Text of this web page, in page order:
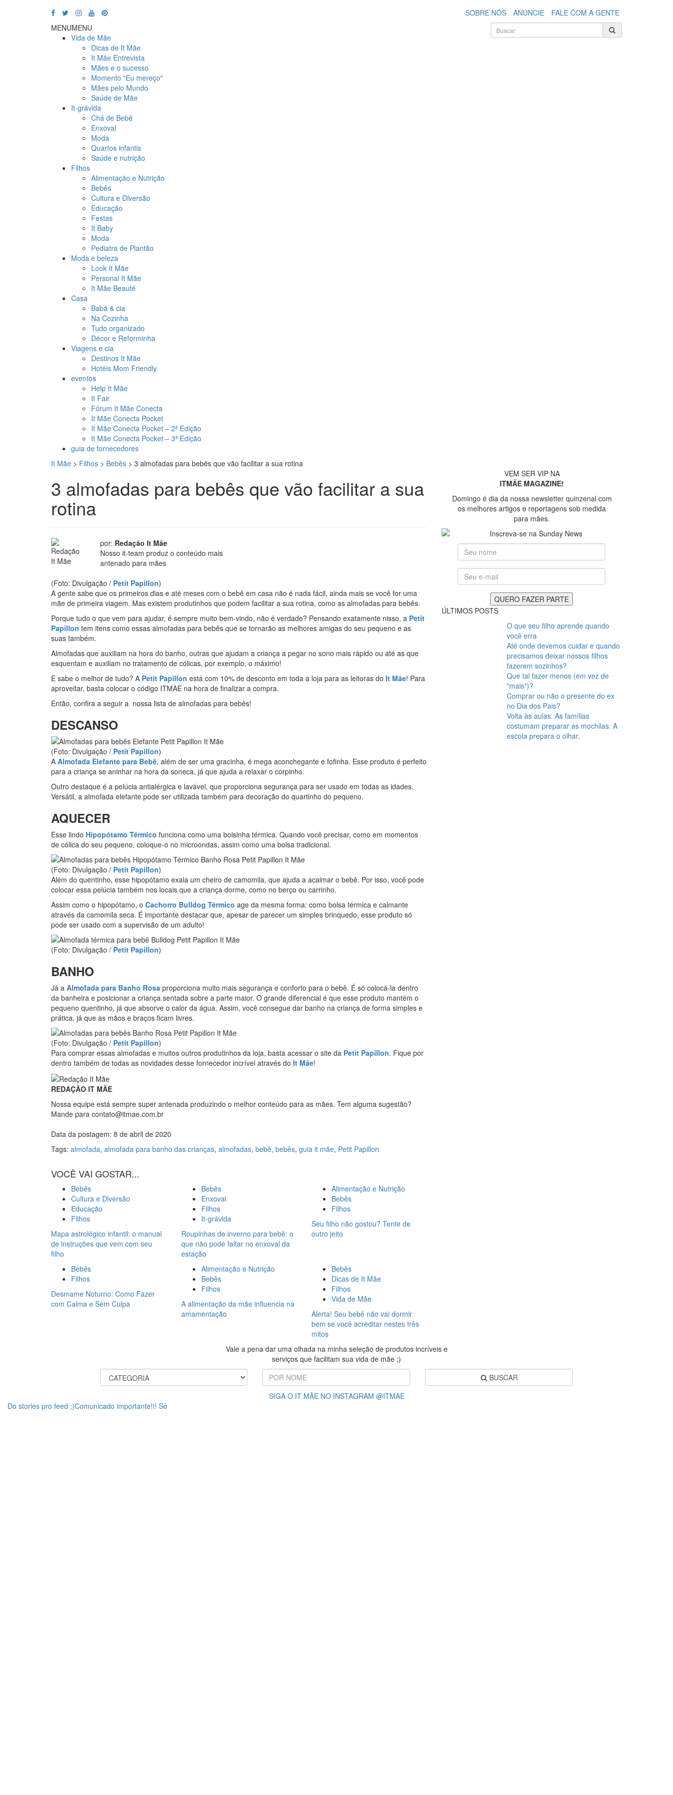
SOBRE NÓS ANUNCIE
FALE COM A GENTE
MENUMENU
Vida de Mãe
Dicas de It Mãe
It Mãe Entrevista
Mães e o sucesso
Momento "Eu mereço"
Mães pelo Mundo
Saúde de Mãe
It-grávida
Chá de Bebê
Enxoval
Moda
Quartos infantis
Saúde e nutrição
Filhos
Alimentação e Nutrição
Bebês
Cultura e Diversão
Educação
Festas
It Baby
Moda
Pediatra de Plantão
Moda e beleza
Look It Mãe
Personal It Mãe
It Mãe Beauté
Casa
Babá & cia
Na Cozinha
Tudo organizado
Décor e Reforminha
Viagens e cia
Destinos It Mãe
Hotéis Mom Friendly
eventos
Help It Mãe
It Fair
Fórum It Mãe Conecta
It Mãe Conecta Pocket
It Mãe Conecta Pocket – 2ª Edição
It Mãe Conecta Pocket – 3ª Edição
guia de fornecedores
It Mãe > Filhos > Bebês > 3 almofadas para bebês que vão facilitar a sua rotina
3 almofadas para bebês que vão facilitar a sua
rotina
por: Redação It Mãe
Nosso it-team produz o conteúdo mais
antenado para mães
(Foto: Divulgação / Petit Papillon)
A gente sabe que os primeiros dias e até meses com o bebê em casa não é nada fácil, ainda mais se você for uma
mãe de primeira viagem. Mas existem produtinhos que podem facilitar a sua rotina, como as almofadas para bebês.
Porque tudo o que vem para ajudar, é sempre muito bem-vindo, não é verdade? Pensando exatamente nisso, a Petit
Papillon tem itens como essas almofadas para bebês que se tornarão as melhores amigas do seu pequeno e as
suas também.
Almofadas que auxiliam na hora do banho, outras que ajudam a criança a pegar no sono mais rápido ou até as que
esquentam e auxiliam no tratamento de cólicas, por exemplo, o máximo!
E sabe o melhor de tudo? A Petit Papillon está com 10% de desconto em toda a loja para as leitoras do It Mãe! Para
aproveitar, basta colocar o código ITMAE na hora de finalizar a compra.
Então, confira a seguir a nossa lista de almofadas para bebês!
DESCANSO
(Foto: Divulgação / Petit Papillon)
A Almofada Elefante para Bebê, além de ser uma gracinha, é mega aconchegante e fofinha. Esse produto é perfeito
para a criança se aninhar na hora da soneca, já que ajuda a relaxar o corpinho.
Outro destaque é a pelúcia antialérgica e lavável, que proporciona segurança para ser usado em todas as idades.
Versátil, a almofada elefante pode ser utilizada também para decoração do quartinho do pequeno.
AQUECER
Esse lindo Hipopótamo Térmico funciona como uma bolsinha térmica. Quando você precisar, como em momentos
de cólica do seu pequeno, coloque-o no microondas, assim como uma bolsa tradicional.
(Foto: Divulgação / Petit Papillon)
Além do quentinho, esse hipopótamo exala um cheiro de camomila, que ajuda a acalmar o bebê. Por isso, você pode
colocar essa pelúcia também nos locais que a criança dorme, como no berço ou carrinho.
Assim como o hipopótamo, o Cachorro Bulldog Térmico age da mesma forma: como bolsa térmica e calmante
através da camomila seca. É importante destacar que, apesar de parecer um simples brinquedo, esse produto só
pode ser usado com a supervisão de um adulto!
(Foto: Divulgação / Petit Papillon)
BANHO
Já a Almofada para Banho Rosa proporciona muito mais segurança e conforto para o bebê. É só colocá-la dentro
da banheira e posicionar a criança sentada sobre a parte maior. O grande diferencial é que esse produto mantém o
pequeno quentinho, já que absorve o calor da água. Assim, você consegue dar banho na criança de forma simples e
prática, já que as mãos e braços ficam livres.
(Foto: Divulgação / Petit Papillon)
Para comprar essas almofadas e muitos outros produtinhos da loja, basta acessar o site da Petit Papillon. Fique por
dentro também de todas as novidades desse fornecedor incrível através do It Mãe!
REDAÇÃO IT MÃE
Nossa equipe está sempre super antenada produzindo o melhor conteúdo para as mães. Tem alguma sugestão?
Mande para contato@itmae.com.br
Data da postagem: 8 de abril de 2020
Tags: almofada, almofada para banho das crianças, almofadas, bebê, bebês, guia it mãe, Petit Papillon
VOCÊ VAI GOSTAR...
Bebês
Cultura e Diversão
Educação
Filhos
Mapa astrológico infantil: o manual
de instruções que vem com seu
filho
Bebês
Enxoval
Filhos
It-grávida
Roupinhas de inverno para bebê: o
que não pode faltar no enxoval da
estação
Alimentação e Nutrição
Bebês
Filhos
Seu filho não gostou? Tente de
outro jeito
Bebês
Filhos
Desmame Noturno: Como Fazer
com Calma e Sem Culpa
Alimentação e Nutrição
Bebês
Filhos
A alimentação da mãe influencia na
amamentação
Bebês
Dicas de It Mãe
Filhos
Vida de Mãe
Alerta! Seu bebê não vai dormir
bem se você acreditar nestes três
mitos
VEM SER VIP NA
ITMÃE MAGAZINE!
Domingo é dia da nossa newsletter quinzenal com
os melhores artigos e reportagens sob medida
para mães.
ÚLTIMOS POSTS
O que seu filho aprende quando
você erra
Até onde devemos cuidar e quando
precisamos deixar nossos filhos
fazerem sozinhos?
Que tal fazer menos (em vez de
"mais")?
Comprar ou não o presente do ex
no Dia dos Pais?
Volta às aulas: As famílias
costumam preparar as mochilas. A
escola prepara o olhar.
Vale a pena dar uma olhada na minha seleção de produtos incríveis e
serviços que facilitam sua vida de mãe ;)
BUSCAR
SIGA O IT MÃE NO INSTAGRAM @ITMAE
Do stories pro feed ;)Comunicado importante!!! Só